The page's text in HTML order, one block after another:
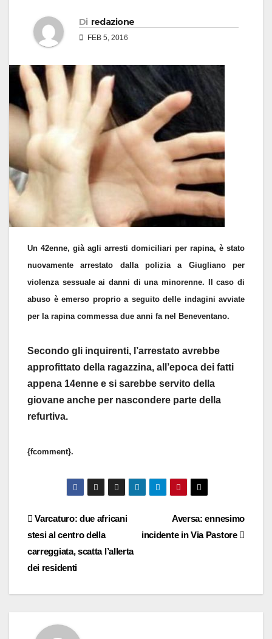
Di redazione
FEB 5, 2016
Un 42enne, già agli arresti domiciliari per rapina, è stato
nuovamente arrestato dalla polizia a Giugliano per
violenza sessuale ai danni di una minorenne. Il caso di
abuso è emerso proprio a seguito delle indagini avviate
per la rapina commessa due anni fa nel Beneventano.
Secondo gli inquirenti, l’arrestato avrebbe
approfittato della ragazzina, all’epoca dei fatti
appena 14enne e si sarebbe servito della
giovane anche per nascondere parte della
refurtiva.
{fcomment}.
Navigazione
articoli
Aversa: ennesimo
incidente in Via Pastore
Varcaturo: due africani
stesi al centro della
carreggiata, scatta l’allerta
dei residenti